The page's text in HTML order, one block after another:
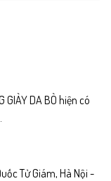
GIÀY DA BÒ hiện có
Tử Giám, Hà Nội -